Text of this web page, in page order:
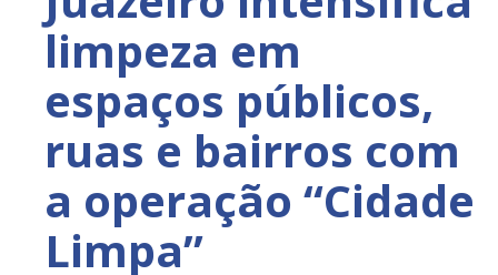
limpeza em
espaços públicos,
ruas e bairros com
a operação “Cidade
Limpa”